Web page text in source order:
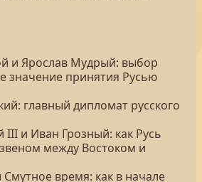
и Ярослав Мудрый: выбор
значение принятия Русью
главный дипломат русского
III и Иван Грозный: как Русь
между Востоком и
Смутное время: как в начале